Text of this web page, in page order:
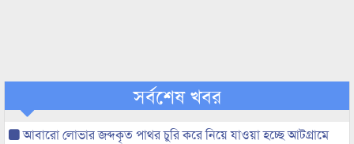
সর্বশেষ খবর
আবারো লোভার জব্দকৃত পাথর চুরি করে নিয়ে যাওয়া হচ্ছে আটগ্রামে